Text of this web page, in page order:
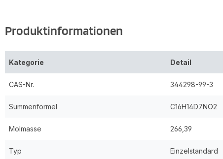
Produktinformationen
Kategorie Detail
CAS-Nr. 344298-99-3
Summenformel C16H14D7NO2
Molmasse 266,39
Typ Einzelstandard